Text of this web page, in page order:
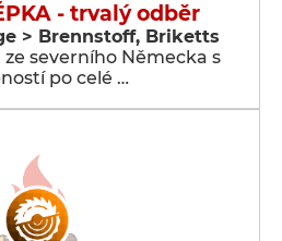
- trvalý odběr
> Brennstoff, Briketts
severního Německa s
po celé …